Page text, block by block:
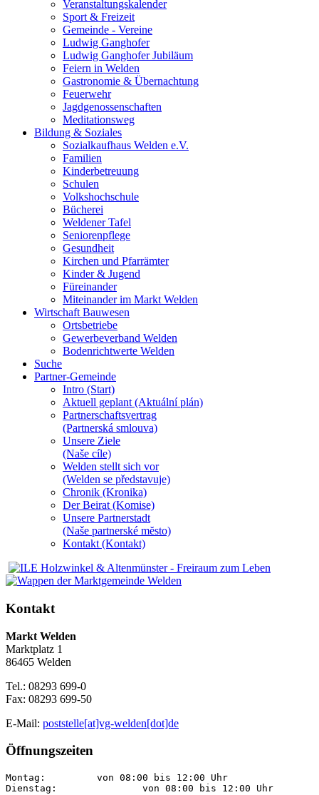
Veranstaltungskalender
Sport & Freizeit
Gemeinde - Vereine
Ludwig Ganghofer
Ludwig Ganghofer Jubiläum
Feiern in Welden
Gastronomie & Übernachtung
Feuerwehr
Jagdgenossenschaften
Meditationsweg
Bildung & Soziales
Sozialkaufhaus Welden e.V.
Familien
Kinderbetreuung
Schulen
Volkshochschule
Bücherei
Weldener Tafel
Seniorenpflege
Gesundheit
Kirchen und Pfarrämter
Kinder & Jugend
Füreinander
Miteinander im Markt Welden
Wirtschaft Bauwesen
Ortsbetriebe
Gewerbeverband Welden
Bodenrichtwerte Welden
Suche
Partner-Gemeinde
Intro (Start)
Aktuell geplant (Aktuální plán)
Partnerschaftsvertrag
(Partnerská smlouva)
Unsere Ziele
(Naše cíle)
Welden stellt sich vor
(Welden se představuje)
Chronik (Kronika)
Der Beirat (Komise)
Unsere Partnerstadt
(Naše partnerské mĕsto)
Kontakt (Kontakt)
Kontakt
Markt Welden
Marktplatz 1
86465 Welden
Tel.: 08293 699-0
Fax: 08293 699-50
E-Mail: poststelle[at]vg-welden[dot]de
Öffnungszeiten
Montag:		von 08:00 bis 12:00 Uhr
Dienstag:		von 08:00 bis 12:00 Uhr